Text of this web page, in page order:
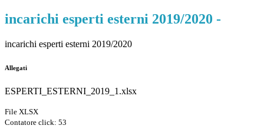
incarichi esperti esterni 2019/2020 -
incarichi esperti esterni 2019/2020
Allegati
ESPERTI_ESTERNI_2019_1.xlsx
File XLSX
Contatore click: 53